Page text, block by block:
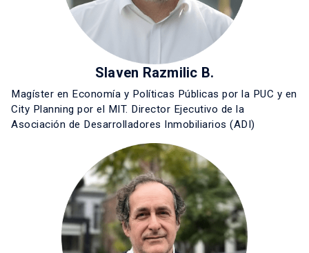
Slaven Razmilic B.
Magíster en Economía y Políticas Públicas por la PUC y en
City Planning por el MIT. Director Ejecutivo de la
Asociación de Desarrolladores Inmobiliarios (ADI)